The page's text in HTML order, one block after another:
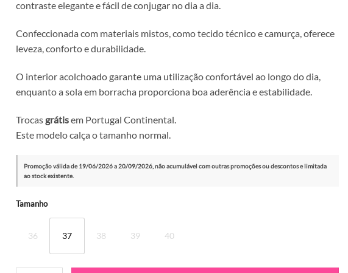
contraste elegante e fácil de conjugar no dia a dia.
Confeccionada com materiais mistos, como tecido técnico e camurça, oferece
leveza, conforto e durabilidade.
O interior acolchoado garante uma utilização confortável ao longo do dia,
enquanto a sola em borracha proporciona boa aderência e estabilidade.
Trocas grátisem Portugal Continental.
Este modelo calça o tamanho normal.
Promoção válida de 19/06/2026 a 20/09/2026, não acumulável com outras promoções ou descontos e limitada
ao stock existente.
Tamanho
36 37 38 39 40
Alternative: